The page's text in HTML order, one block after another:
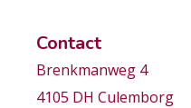
Contact
Brenkmanweg 4
4105 DH Culemborg